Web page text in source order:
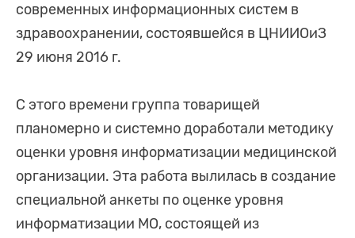
современных информационных систем в
здравоохранении, состоявшейся в ЦНИИОиЗ
29 июня 2016 г.
С этого времени группа товарищей
планомерно и системно доработали методику
оценки уровня информатизации медицинской
организации. Эта работа вылилась в создание
специальной анкеты по оценке уровня
информатизации МО, состоящей из